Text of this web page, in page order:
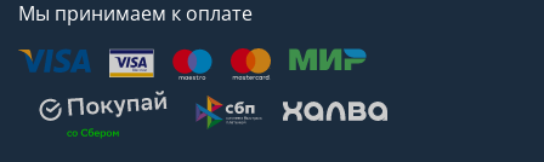
Мы принимаем к оплате